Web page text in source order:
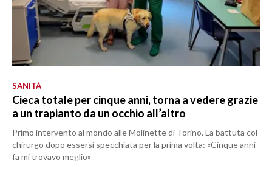
SANITÀ
Cieca totale per cinque anni, torna a vedere grazie
a un trapianto da un occhio all’altro
Primo intervento al mondo alle Molinette di Torino. La battuta col
chirurgo dopo essersi specchiata per la prima volta: «Cinque anni
fa mi trovavo meglio»